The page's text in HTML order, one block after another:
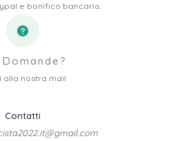
e bonifico bancario.
alla nostra mail
Contatti